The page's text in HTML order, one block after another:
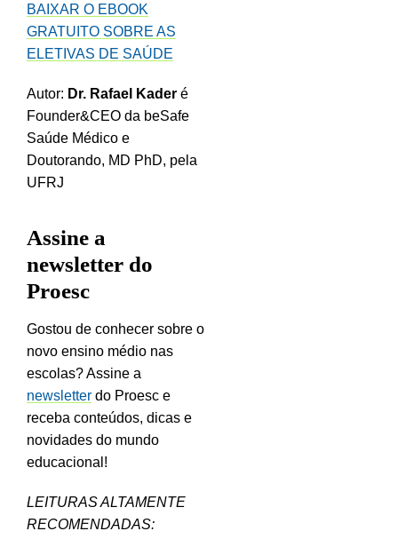
BAIXAR O EBOOK
GRATUITO SOBRE AS
ELETIVAS DE SAÚDE
Autor: Dr. Rafael Kader é
Founder&CEO da beSafe
Saúde Médico e
Doutorando, MD PhD, pela
UFRJ
Assine a
newsletter do
Proesc
Gostou de conhecer sobre o
novo ensino médio nas
escolas? Assine a
newsletter do Proesc e
receba conteúdos, dicas e
novidades do mundo
educacional!
LEITURAS ALTAMENTE
RECOMENDADAS: